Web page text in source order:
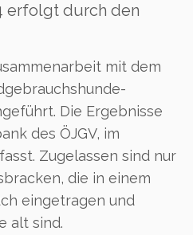
erfolgt durch den
mit dem
Die Ergebnisse
des ÖJGV, im
Zugelassen sind nur
die in einem
eingetragen und
alt sind.